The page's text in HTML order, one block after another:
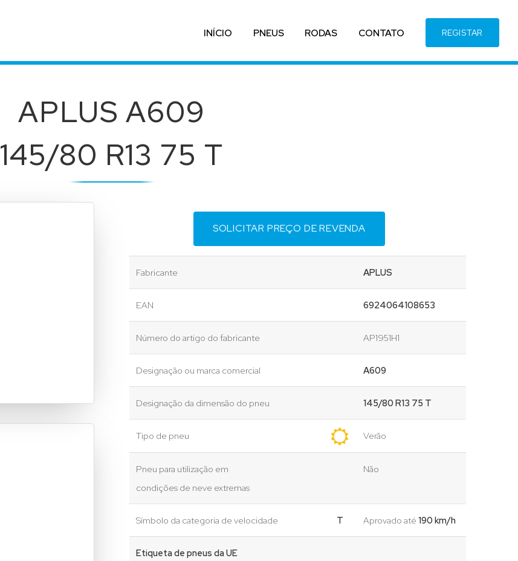
INÍCIO PNEUS RODAS CONTATO REGISTAR
APLUS A609
145/80 R13 75 T
SOLICITAR PREÇO DE REVENDA
Fabricante APLUS
EAN 6924064108653
Número do artigo do fabricante AP1951H1
Designação ou marca comercial A609
Designação da dimensão do pneu 145/80 R13 75 T
Tipo de pneu Verão
Pneu para utilização em
condições de neve extremas
Não
Símbolo da categoria de velocidade T Aprovado até190 km/h
Etiqueta de pneus da UE